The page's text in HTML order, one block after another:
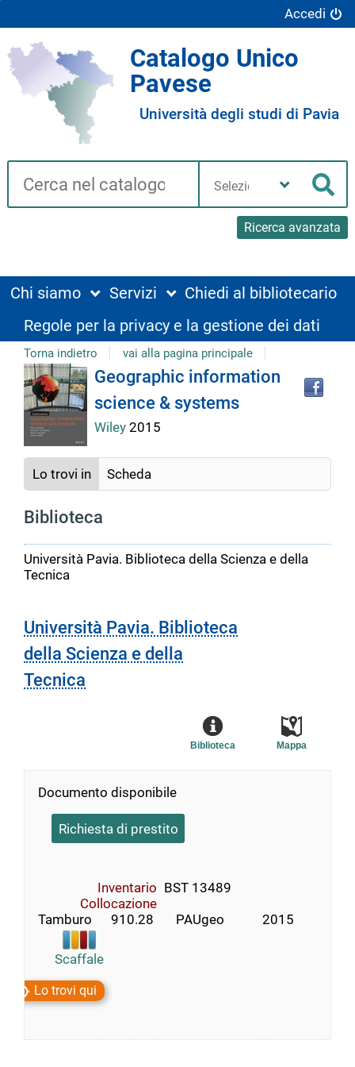
Accedi
Catalogo Unico
Pavese
Università degli studi di Pavia
Cerca su "Catalogo"
Ricerca avanzata
biblioteca
Chi siamo Servizi
Chiedi al bibliotecario
Regole per la privacy e la gestione dei dati
Torna indietro vai alla pagina principale
Dettaglio
del
documento
Geographic information
science & systems
Wiley 2015
Lo trovi in Scheda
Biblioteca
Università Pavia. Biblioteca della Scienza e della
Tecnica
Università Pavia. Biblioteca
della Scienza e della
Tecnica
Mappa
Biblioteca
Documento disponibile
Richiesta di prestito
Inventario BST 13489
Collocazione
Tamburo      910.28       PAUgeo            2015
Scaffale
Lo trovi qui